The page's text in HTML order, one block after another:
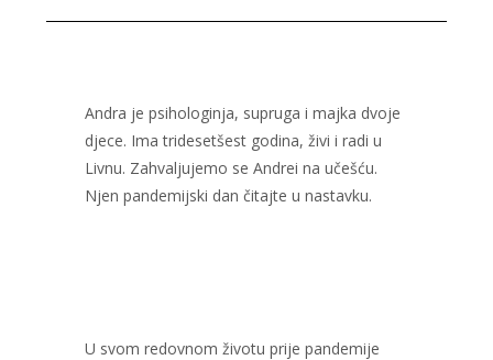
Andra je psihologinja, supruga i majka dvoje
djece. Ima tridesetšest godina, živi i radi u
Livnu. Zahvaljujemo se Andrei na učešću.
Njen pandemijski dan čitajte u nastavku.
U svom redovnom životu prije pandemije